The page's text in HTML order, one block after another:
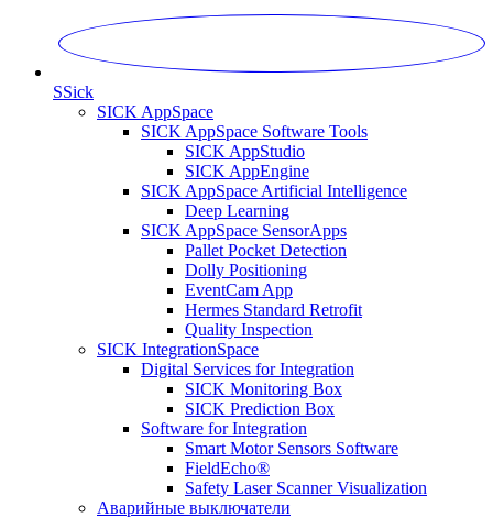
SSick
SICK AppSpace
SICK AppSpace Software Tools
SICK AppStudio
SICK AppEngine
SICK AppSpace Artificial Intelligence
Deep Learning
SICK AppSpace SensorApps
Pallet Pocket Detection
Dolly Positioning
EventCam App
Hermes Standard Retrofit
Quality Inspection
SICK IntegrationSpace
Digital Services for Integration
SICK Monitoring Box
SICK Prediction Box
Software for Integration
Smart Motor Sensors Software
FieldEcho®
Safety Laser Scanner Visualization
Аварийные выключатели